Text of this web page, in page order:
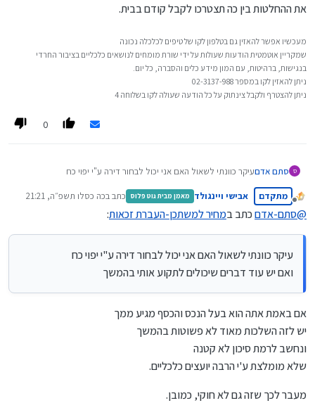
את ההחלטות בין כה תצטרכו לקבל קודם בבית.
מעכשיו אפשר להאזין גם בטלפון לקו של טיפים לכלכלה נכונה
שמקריין אוטמטית הודעות שעולות על ידי שורת מומחים לנושאים כלכליים בציבור החרדי
בנגישות, ברהיטות, עם המון מידע כלים והסברה, כל יום.
ניתן להאזין לקו במספר 02-3137-988
ניתן להצטרף ולקבל צינתוק על כל הודעה שעולה לקו בשלוחה 4
0
ס סתם אדםעיקר כוונתי לשאול האם אני יכול לבחור דירה ע"י יפוי כח
מנותק
מתקדם אבישי ויינגולד מאמן מבית גוט פלוס כתב בכה כסלו תשפ״ה, 21:21
נערך לאחרונה על ידי
@סתם-אדםכתב במחיר למשתכן-העברת זכאות:
עיקר כוונתי לשאול האם אני יכול לבחור דירה ע"י יפוי כח
ואם יש עוד דברים שיכולים לתקוע אותי בהמשך
אם באמת אתה הוא בעל הנכס והכסף מגיע ממך
יש לזה השלכות מאוד לא פשוטות בהמשך
ונחשב לרמת סיכון לא קטנה
שלא מומלצת ע'י הרבה יועצים כלכליים.
מעבר לכך שזה גם לא חוקי, כמובן.